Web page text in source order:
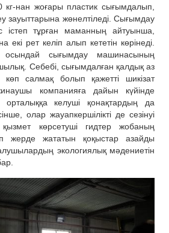
нан жоғары пластик сығымдалып,
зауыттарына жөнелтіледі. Сығымдау
тұрған маманның айтуынша,
екі рет келіп алып кететін көрінеді.
осындай сығымдау машинасының
Себебі, сығымдалған қалдық аз
салмақ болып қажетті шикізат
компанияға дайын күйінде
орталыққа келуші қонақтардың да
олар жауапкершілікті де сезінуі
қызмет көрсетуші гидтержобаның
жерде жататын қоқыстар азайды
экологиялық мәдениетін